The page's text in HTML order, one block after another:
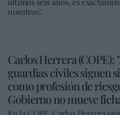
nosotros".
Carlos Herrera (COPE):
guardias civiles siguen
como profesión de
Gobierno no mueve